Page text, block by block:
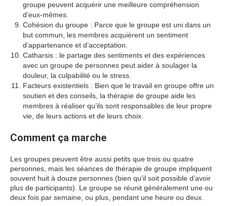
groupe peuvent acquérir une meilleure compréhension
d’eux-mêmes.
Cohésion du groupe : Parce que le groupe est uni dans un
but commun, les membres acquièrent un sentiment
d’appartenance et d’acceptation.
Catharsis : le partage des sentiments et des expériences
avec un groupe de personnes peut aider à soulager la
douleur, la culpabilité ou le stress.
Facteurs existentiels : Bien que le travail en groupe offre un
soutien et des conseils, la thérapie de groupe aide les
membres à réaliser qu’ils sont responsables de leur propre
vie, de leurs actions et de leurs choix.
Comment ça marche
Les groupes peuvent être aussi petits que trois ou quatre
personnes, mais les séances de thérapie de groupe impliquent
souvent huit à douze personnes (bien qu’il soit possible d’avoir
plus de participants). Le groupe se réunit généralement une ou
deux fois par semaine, ou plus, pendant une heure ou deux.